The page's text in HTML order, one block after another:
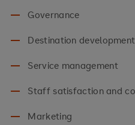
Governance
Destination development
Service management
Staff satisfaction and
Marketing